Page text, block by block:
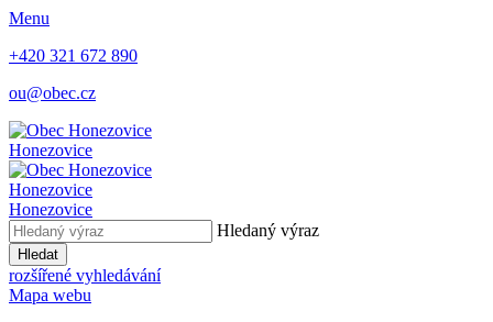
Menu
+420 321 672 890
ou@obec.cz
Honezovice
Honezovice
Honezovice
Hledaný výraz
Hledat
rozšířené vyhledávání
Mapa webu